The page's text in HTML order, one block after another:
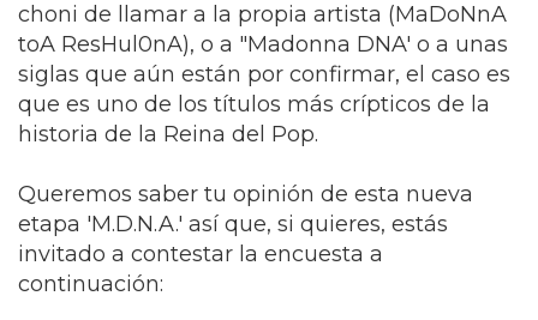
choni de llamar a la propia artista (MaDoNnA
toA ResHul0nA), o a "Madonna DNA' o a unas
siglas que aún están por confirmar, el caso es
que es uno de los títulos más crípticos de la
historia de la Reina del Pop.
Queremos saber tu opinión de esta nueva
etapa 'M.D.N.A.' así que, si quieres, estás
invitado a contestar la encuesta a
continuación: